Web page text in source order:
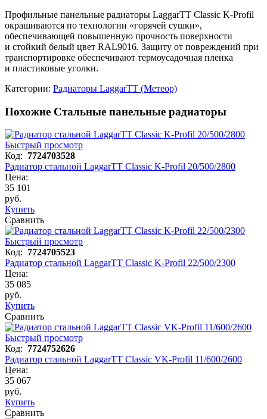
Профильные панельные радиаторы LaggarTT Classic K-Profil
окрашиваются по технологии «горячей сушки»,
обеспечивающей повышенную прочность поверхности
и стойкий белый цвет RAL9016. Защиту от повреждений при
транспортировке обеспечивают термоусадочная пленка
и пластиковые уголки.
Категории: Радиаторы LaggarTT (Метеор)
Похожие Стальные панельные радиаторы
Быстрый просмотр
Код: 7724703528
Радиатор стальной LaggarTT Classic K-Profil 20/500/2800
Цена:
35 101
руб.
Купить
Сравнить
Быстрый просмотр
Код: 7724705523
Радиатор стальной LaggarTT Classic K-Profil 22/500/2300
Цена:
35 085
руб.
Купить
Сравнить
Быстрый просмотр
Код: 7724752626
Радиатор стальной LaggarTT Classic VK-Profil 11/600/2600
Цена:
35 067
руб.
Купить
Сравнить